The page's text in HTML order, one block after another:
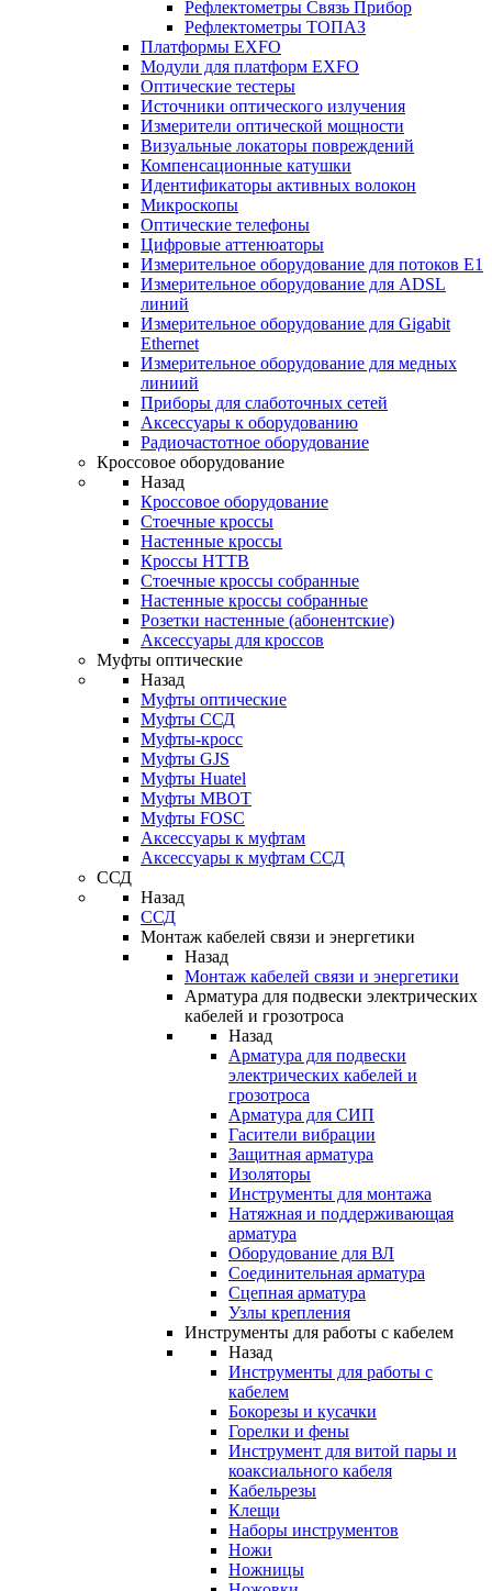
Рефлектометры Связь Прибор
Рефлектометры ТОПАЗ
Платформы EXFO
Модули для платформ EXFO
Оптические тестеры
Источники оптического излучения
Измерители оптической мощности
Визуальные локаторы повреждений
Компенсационные катушки
Идентификаторы активных волокон
Микроскопы
Оптические телефоны
Цифровые аттенюаторы
Измерительное оборудование для потоков Е1
Измерительное оборудование для ADSL
линий
Измерительное оборудование для Gigabit
Ethernet
Измерительное оборудование для медных
линиий
Приборы для слаботочных сетей
Аксессуары к оборудованию
Радиочастотное оборудование
Кроссовое оборудование
Назад
Кроссовое оборудование
Стоечные кроссы
Настенные кроссы
Кроссы HTTB
Стоечные кроссы собранные
Настенные кроссы собранные
Розетки настенные (абонентские)
Аксессуары для кроссов
Муфты оптические
Назад
Муфты оптические
Муфты ССД
Муфты-кросс
Муфты GJS
Муфты Huatel
Муфты МВОТ
Муфты FOSC
Аксессуары к муфтам
Аксессуары к муфтам ССД
ССД
Назад
ССД
Монтаж кабелей связи и энергетики
Назад
Монтаж кабелей связи и энергетики
Арматура для подвески электрических
кабелей и грозотроса
Назад
Арматура для подвески
электрических кабелей и
грозотроса
Арматура для СИП
Гасители вибрации
Защитная арматура
Изоляторы
Инструменты для монтажа
Натяжная и поддерживающая
арматура
Оборудование для ВЛ
Соединительная арматура
Сцепная арматура
Узлы крепления
Инструменты для работы с кабелем
Назад
Инструменты для работы с
кабелем
Бокорезы и кусачки
Горелки и фены
Инструмент для витой пары и
коаксиального кабеля
Кабельрезы
Клещи
Наборы инструментов
Ножи
Ножницы